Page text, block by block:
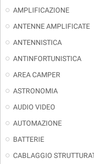
AMPLIFICAZIONE
ANTENNE AMPLIFICATE
ANTENNISTICA
ANTINFORTUNISTICA
AREA CAMPER
ASTRONOMIA
AUDIO VIDEO
AUTOMAZIONE
BATTERIE
CABLAGGIO